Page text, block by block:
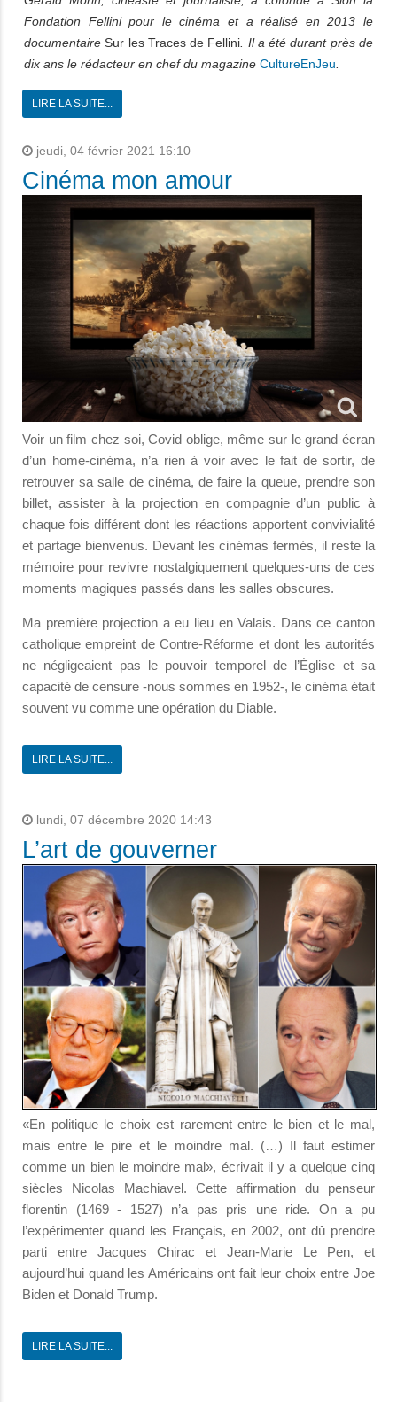
Fondation Fellini pour le cinéma et a réalisé en 2013 le
documentaireSur les Traces de Fellini. Il a été durant près de
dix ans le rédacteur en chef du magazine CultureEnJeu.
LIRE LA SUITE...
jeudi, 04 février 2021 16:10
Cinéma mon amour
Voir un film chez soi, Covid oblige, même sur le grand écran
d’un home-cinéma, n’a rien à voir avec le fait de sortir, de
retrouver sa salle de cinéma, de faire la queue, prendre son
billet, assister à la projection en compagnie d’un public à
chaque fois différent dont les réactions apportent convivialité
et partage bienvenus. Devant les cinémas fermés, il reste la
mémoire pour revivre nostalgiquement quelques-uns de ces
moments magiques passés dans les salles obscures.
Ma première projection a eu lieu en Valais. Dans ce canton
catholique empreint de Contre-Réforme et dont les autorités
ne négligeaient pas le pouvoir temporel de l’Église et sa
capacité de censure -nous sommes en 1952-, le cinéma était
souvent vu comme une opération du Diable.
LIRE LA SUITE...
lundi, 07 décembre 2020 14:43
L’art de gouverner
«En politique le choix est rarement entre le bien et le mal,
mais entre le pire et le moindre mal. (…) Il faut estimer
comme un bien le moindre mal», écrivait il y a quelque cinq
siècles Nicolas Machiavel. Cette affirmation du penseur
florentin (1469 - 1527) n’a pas pris une ride. On a pu
l’expérimenter quand les Français, en 2002, ont dû prendre
parti entre Jacques Chirac et Jean-Marie Le Pen, et
aujourd’hui quand les Américains ont fait leur choix entre Joe
Biden et Donald Trump.
LIRE LA SUITE...